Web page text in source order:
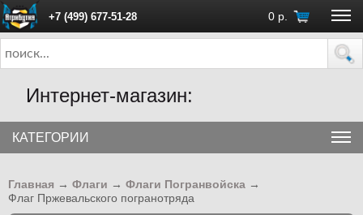
+7 (499) 677-51-28 0 р.
ПН - ПТ с 10:00 до 18:00 (Москва)
Интернет-магазин:
КАТЕГОРИИ
Главная → Флаги → Флаги Погранвойска →
Флаг Пржевальского погранотряда